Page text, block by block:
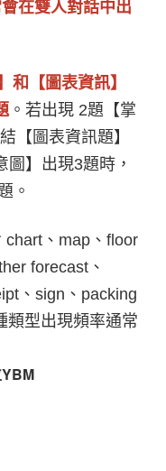
在雙人對話中出
和【圖表資訊】
。若出現 2題【掌
【圖表資訊題】
】出現3題時，
。
chart、map、floor
forecast、
、sign、packing
類型出現頻率通常